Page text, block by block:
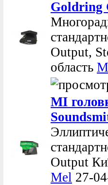
Goldring
Output,
область
MI
Output
Mel 27-